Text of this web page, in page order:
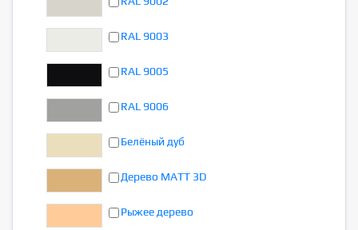
RAL 9003
RAL 9005
RAL 9006
Белёный дуб
Дерево MATT 3D
Рыжее дерево